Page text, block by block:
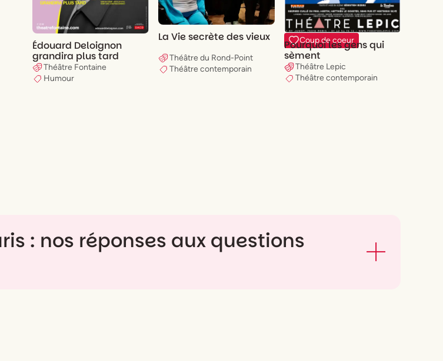
Édouard Deloignon
grandira plus tard
Théâtre Fontaine
Humour
La Vie secrète des vieux
Théâtre du Rond-Point
Théâtre contemporain
Coup de coeur
Pourquoi les gens qui
sèment
Théâtre Lepic
Théâtre contemporain
: nos réponses aux questions